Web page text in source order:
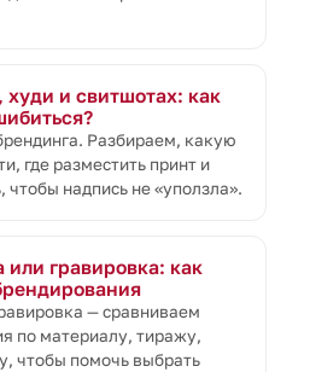
худи и свитшотах: как
Разбираем, какую
где разместить принт и
чтобы надпись не «уползла».
гравировка: как
— сравниваем
по материалу, тиражу,
чтобы помочь выбрать